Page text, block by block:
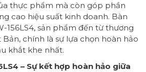
thực phẩm mà còn góp phần
cao hiệu suất kinh doanh. Bàn
156LS4, sản phẩm đến từ thương
chính là sự lựa chọn hoàn hảo
khắt khe nhất.
– Sự kết hợp hoàn hảo giữa